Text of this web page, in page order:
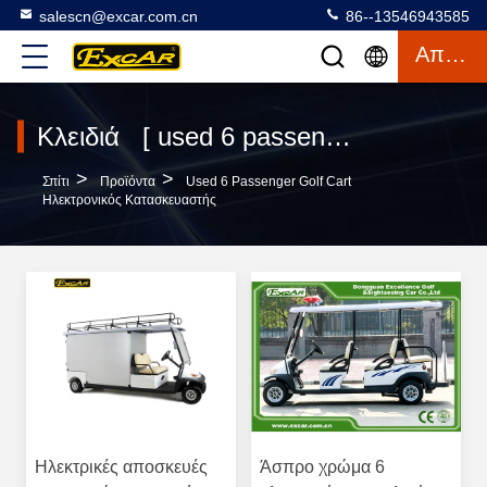
salescn@excar.com.cn 86--13546943585
Απόσπασμα
Κλειδιά [ used 6 passenger golf cart ] Συμφωνία 196 προϊόντα
Σπίτι > Προϊόντα >
Used 6 Passenger Golf Cart
Ηλεκτρονικός Κατασκευαστής
Ηλεκτρικές αποσκευές
Άσπρο χρώμα 6